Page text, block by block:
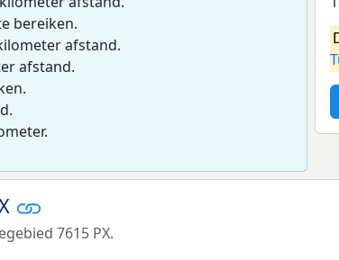
bereiken.
afstand.
afstand.
7615 PX.